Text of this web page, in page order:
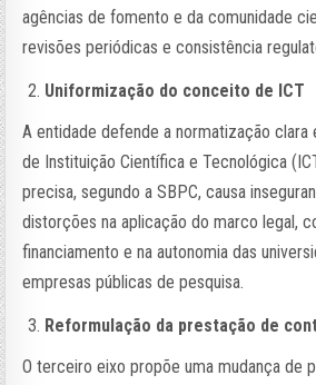
agências de fomento e da comunidade
revisões periódicas e consistência
Uniformização do conceito de ICT
A entidade defende a normatização
de Instituição Científica e Tecnológica
precisa, segundo a SBPC, causa
distorções na aplicação do marco legal,
financiamento e na autonomia das
empresas públicas de pesquisa.
Reformulação da prestação de
O terceiro eixo propõe uma mudança de